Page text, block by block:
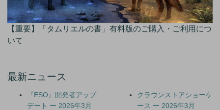
【重要】「タムリエルの書」有料版のご購入・ご利用につ
いて
最新ニュース
『ESO』開発者アップ
デート ー 2026年3月
クラウンストアショーケ
ース ー 2026年3月